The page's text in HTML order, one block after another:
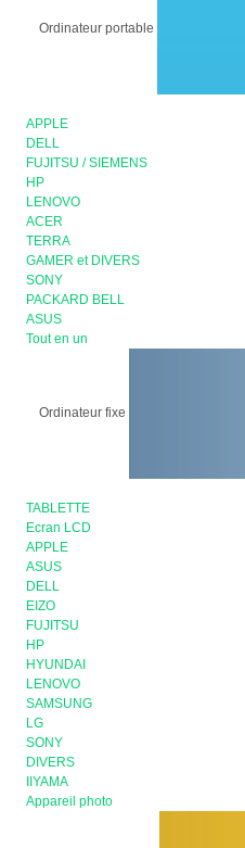
Ordinateur portable
APPLE
DELL
FUJITSU / SIEMENS
HP
LENOVO
ACER
TERRA
GAMER et DIVERS
SONY
PACKARD BELL
ASUS
Tout en un
Ordinateur fixe
TABLETTE
Ecran LCD
APPLE
ASUS
DELL
EIZO
FUJITSU
HP
HYUNDAI
LENOVO
SAMSUNG
LG
SONY
DIVERS
IIYAMA
Appareil photo